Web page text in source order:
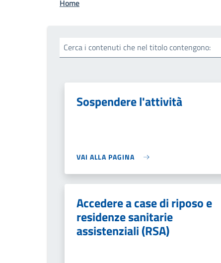
Home
Cerca i contenuti che nel titolo contengono:
Sospendere l'attività
VAI ALLA PAGINA
Accedere a case di riposo e
residenze sanitarie
assistenziali (RSA)